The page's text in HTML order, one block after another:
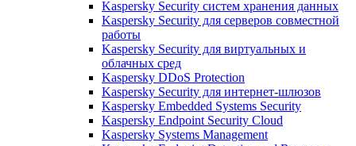
Kaspersky Security систем хранения данных
Kaspersky Security для серверов совместной
работы
Kaspersky Security для виртуальных и
облачных сред
Kaspersky DDoS Protection
Kaspersky Security для интернет-шлюзов
Kaspersky Embedded Systems Security
Kaspersky Endpoint Security Cloud
Kaspersky Systems Management